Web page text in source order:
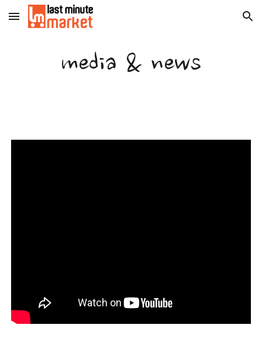
Skip to main content Skip to navigation
media & news